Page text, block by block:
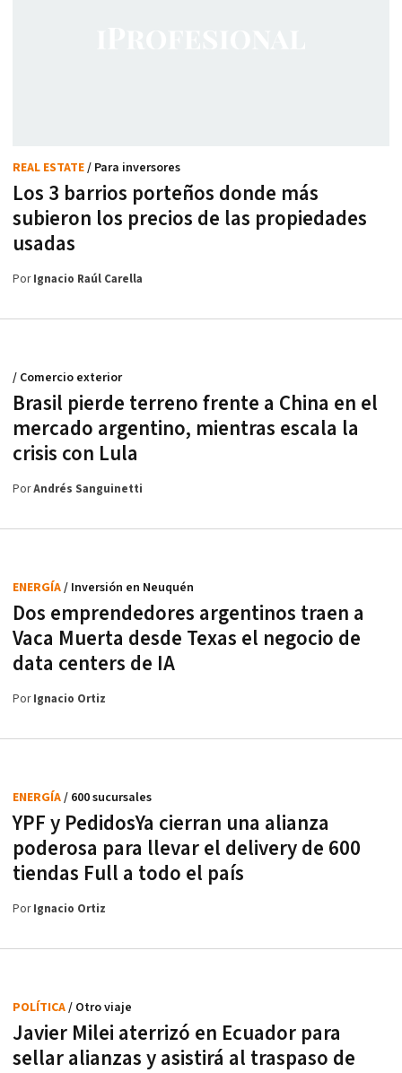
Los 3 barrios porteños donde más
subieron los precios de las propiedades
usadas
REAL ESTATE/ Para inversores
PorIgnacio Raúl Carella
Brasil pierde terreno frente a China en el
mercado argentino, mientras escala la
crisis con Lula
/ Comercio exterior
PorAndrés Sanguinetti
Dos emprendedores argentinos traen a
Vaca Muerta desde Texas el negocio de
data centers de IA
ENERGÍA/ Inversión en Neuquén
PorIgnacio Ortiz
YPF y PedidosYa cierran una alianza
poderosa para llevar el delivery de 600
tiendas Full a todo el país
ENERGÍA/ 600 sucursales
PorIgnacio Ortiz
Javier Milei aterrizó en Ecuador para
sellar alianzas y asistirá al traspaso de
POLÍTICA/ Otro viaje